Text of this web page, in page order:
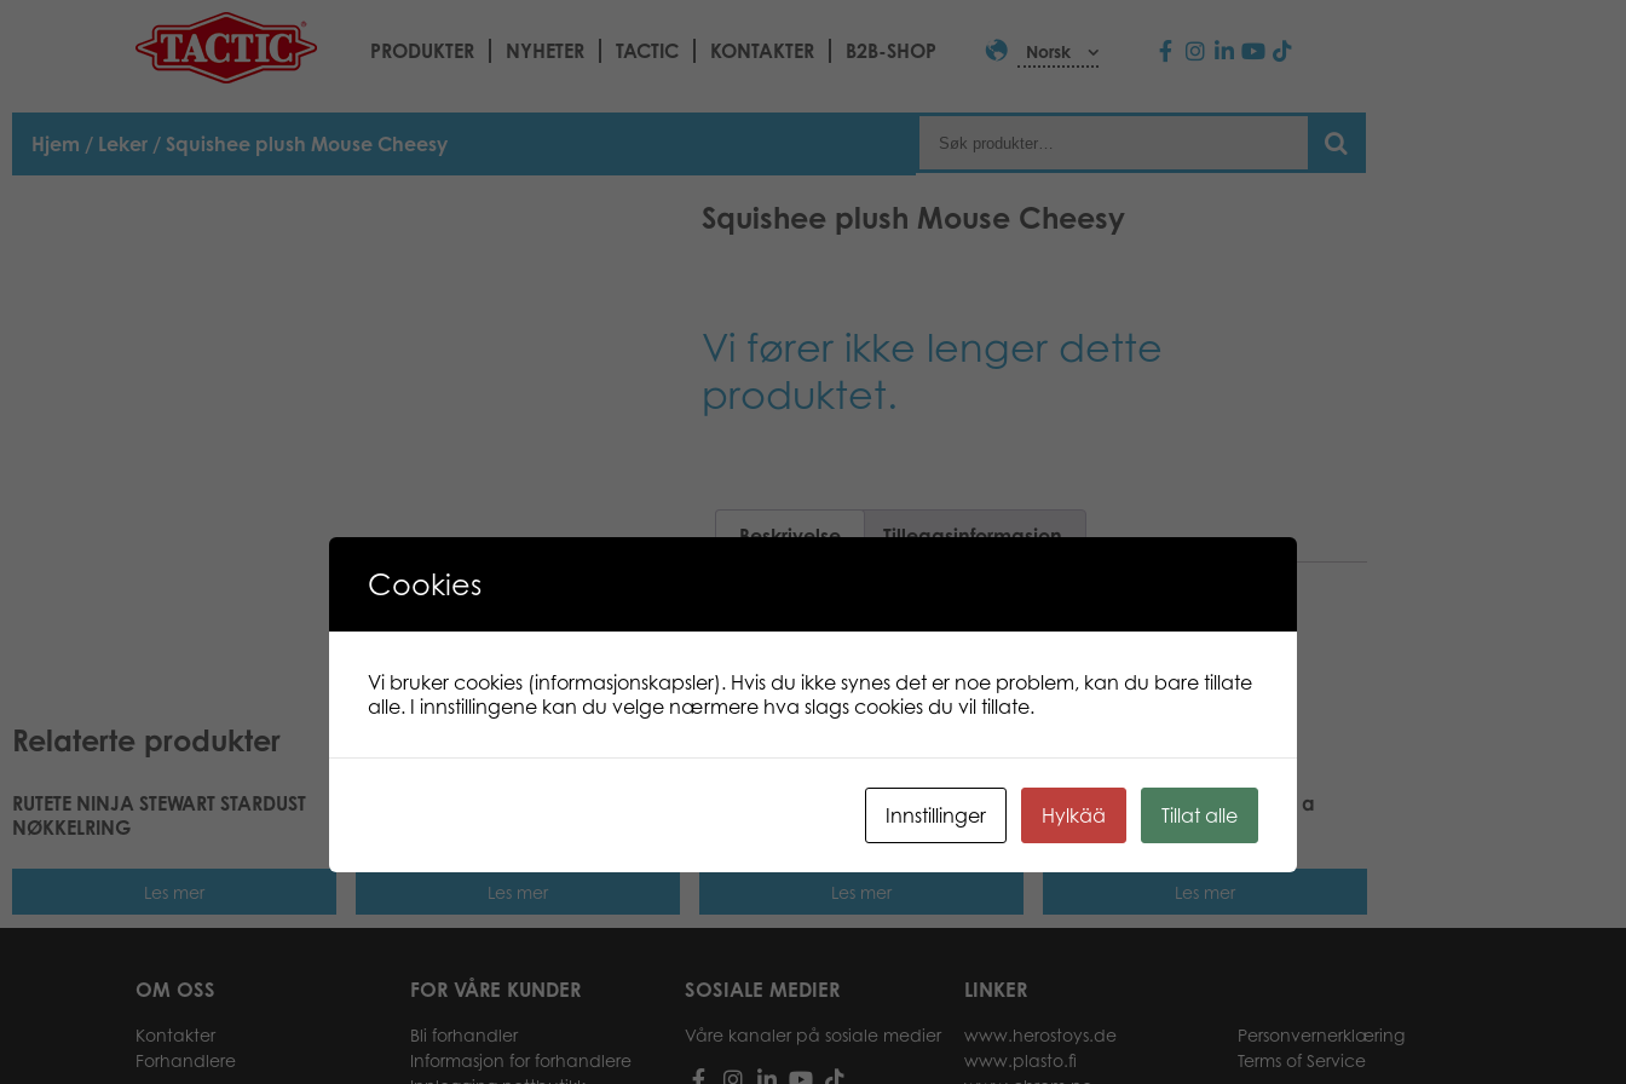
PRODUKTER NYHETER TACTIC KONTAKTER B2B-SHOP Norsk
Hjem / Leker / Squishee plush Mouse Cheesy
Squishee plush Mouse Cheesy
Vi fører ikke lenger dette
produktet.
Beskrivelse Tilleggsinformasjon
Relaterte produkter
RUTETE NINJA STEWART STARDUST
NØKKELRING
Les mer Les mer Les mer
Motortown Assorted Cars in a
single pack (12 styles)
Les mer
OM OSS
Kontakter
Forhandlere
FOR VÅRE KUNDER
Bli forhandler
Informasjon for forhandlere
SOSIALE MEDIER
Våre kanaler på sosiale medier
LINKER
www.herostoys.de
www.plasto.fi
Personvernerklæring
Terms of Service
Cookies
Vi bruker cookies (informasjonskapsler). Hvis du ikke synes det er noe problem, kan du bare tillate
alle. I innstillingene kan du velge nærmere hva slags cookies du vil tillate.
Innstillinger Hylkää Tillat alle